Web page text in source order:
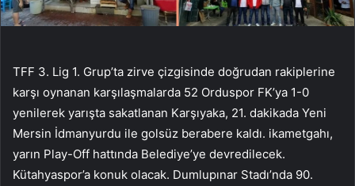
TFF 3. Lig 1. Grup’ta zirve çizgisinde doğrudan rakiplerine
karşı oynanan karşılaşmalarda 52 Orduspor FK’ya 1-0
yenilerek yarışta sakatlanan Karşıyaka, 21. dakikada Yeni
Mersin İdmanyurdu ile golsüz berabere kaldı. ikametgahı,
yarın Play-Off hattında Belediye’ye devredilecek.
Kütahyaspor’a konuk olacak. Dumlupınar Stadı’nda 90.